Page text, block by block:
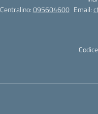
Centralino:095604600 Email: